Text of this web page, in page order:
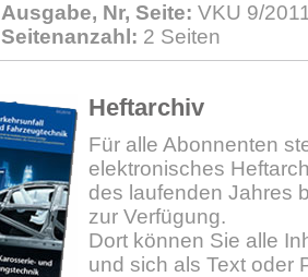
Ausgabe, Nr, Seite: VKU 9/
Seitenanzahl: 2 Seiten
Heftarchiv
Für alle Abonnenten
elektronisches
des laufenden Jahres
zur Verfügung.
Dort können Sie alle
und sich als Text oder